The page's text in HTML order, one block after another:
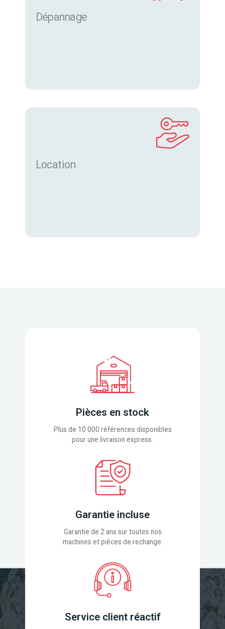
Dépannage
Location
Pièces en stock
Plus de 10 000 références disponibles
pour une livraison express.
Garantie incluse
Garantie de 2 ans sur toutes nos
machines et pièces de rechange.
Service client réactif